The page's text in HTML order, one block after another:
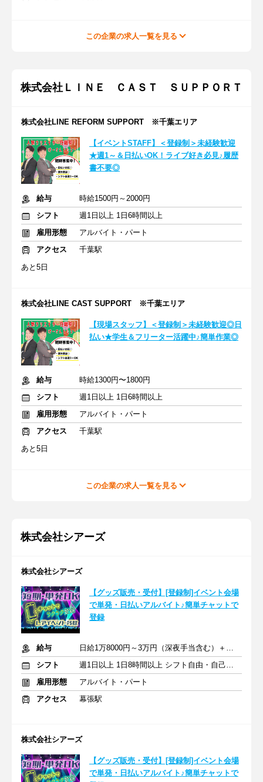
この企業の求人一覧を見る
株式会社ＬＩＮＥ ＣＡＳＴ ＳＵＰＰＯＲＴ
株式会社LINE REFORM SUPPORT ※千葉エリア
【イベントSTAFF】＜登録制＞未経験歓迎
★週1～＆日払いOK！ライブ好き必見♪履歴
書不要◎
給与
時給1500円～2000円
シフト
週1日以上 1日6時間以上
雇用形態
アルバイト・パート
アクセス
千葉駅
あと5日
株式会社LINE CAST SUPPORT ※千葉エリア
【現場スタッフ】＜登録制＞未経験歓迎◎日
払い★学生＆フリーター活躍中♪簡単作業◎
給与
時給1300円〜1800円
シフト
週1日以上 1日6時間以上
雇用形態
アルバイト・パート
アクセス
千葉駅
あと5日
この企業の求人一覧を見る
株式会社シアーズ
株式会社シアーズ
【グッズ販売・受付】[登録制]イベント会場
で単発・日払いアルバイト♪簡単チャットで
登録
給与
日給1万8000円～3万円（深夜手当含む）＋交通費
シフト
週1日以上 1日8時間以上 シフト自由・自己申告
雇用形態
アルバイト・パート
アクセス
幕張駅
株式会社シアーズ
【グッズ販売・受付】[登録制]イベント会場
で単発・日払いアルバイト♪簡単チャットで